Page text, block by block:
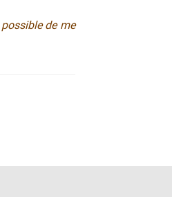
de me